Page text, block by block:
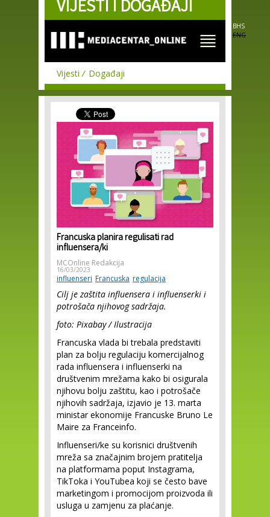
Skip to
main
VIJESTI I DOGAĐAJI
BHS
ENG
Vijesti Događaji
Francuska planira regulisati rad
influensera/ki
MCOnline Redakcija
16/03/2023
influenseri Francuska regulacija
Cilj je zaštita influensera i influenserki i
potrošača njihovog sadržaja.
foto: Pixabay / Ilustracija
Francuska vlada bi trebala predstaviti
plan za bolju regulaciju komercijalnog
rada influensera i influenserki na
društvenim mrežama kako bi osigurala
njihovu bolju zaštitu, kao i potrošače
njihovih sadržaja, izjavio je 13. marta
ministar ekonomije Francuske Bruno Le
Maire za Franceinfo.
Influenseri/ke su korisnici društvenih
mreža sa značajnim brojem pratitelja
na platformama poput Instagrama,
TikToka i YouTubea koji se često bave
marketingom i promocijom proizvoda ili
usluga u zamjenu za plaćanje.